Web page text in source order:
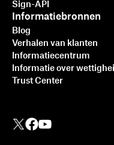
Sign-API
Informatiebronnen
Blog
Verhalen van klanten
Informatiecentrum
Informatie over
Trust Center